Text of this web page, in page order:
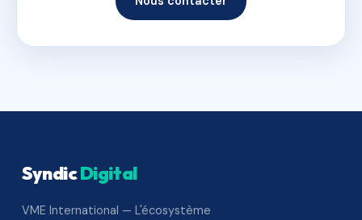
SyndicDigital
VME International — L'écosystème